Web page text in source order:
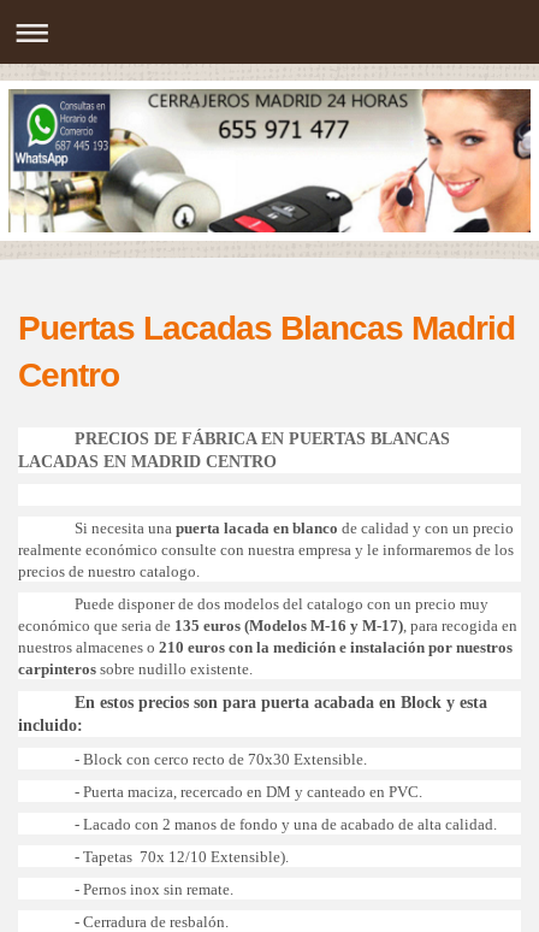
Puertas Lacadas Blancas Madrid
Centro
PRECIOS DE FÁBRICA EN PUERTAS BLANCAS
LACADAS EN MADRID CENTRO
Si necesita unapuerta lacada en blanco de calidad y con un precio
realmente económico consulte con nuestra empresa y le informaremos de los
precios de nuestro catalogo.
Puede disponer de dos modelos del catalogo con un precio muy
económico que seria de 135 euros (Modelos M-16 y M-17), para recogida en
nuestros almacenes o 210 euros con la medición e instalación por nuestros
carpinteros sobre nudillo existente.
En estos precios son para puerta acabada en Block y esta
incluido:
- Block con cerco recto de 70x30 Extensible.
- Puerta maciza, recercado en DM y canteado en PVC.
- Lacado con 2 manos de fondo y una de acabado de alta calidad.
- Tapetas 70x 12/10 Extensible).
- Pernos inox sin remate.
- Cerradura de resbalón.